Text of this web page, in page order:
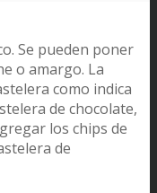
Se pueden poner
o amargo. La
como indica
de chocolate,
los chips de
de